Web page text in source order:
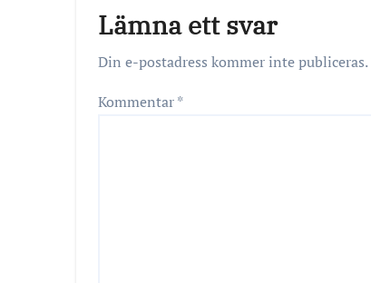
Lämna ett svar
Din e-postadress kommer inte publiceras.
Kommentar*